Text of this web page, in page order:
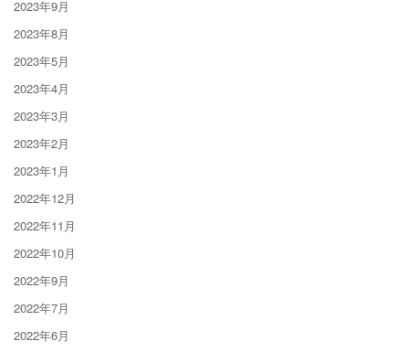
2023年9月
2023年8月
2023年5月
2023年4月
2023年3月
2023年2月
2023年1月
2022年12月
2022年11月
2022年10月
2022年9月
2022年7月
2022年6月